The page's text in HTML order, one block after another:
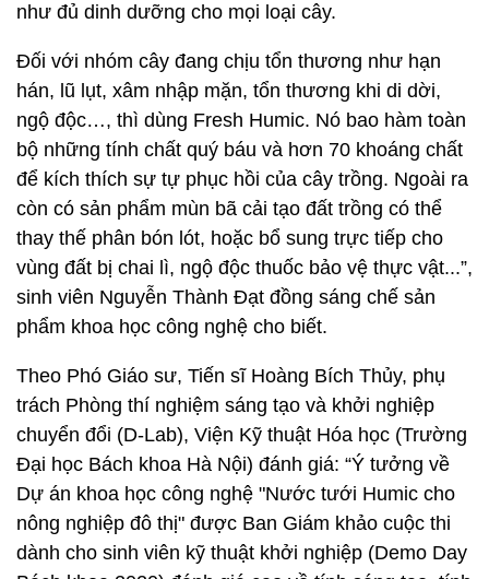
như đủ dinh dưỡng cho mọi loại cây.
Đối với nhóm cây đang chịu tổn thương như hạn
hán, lũ lụt, xâm nhập mặn, tổn thương khi di dời,
ngộ độc…, thì dùng Fresh Humic. Nó bao hàm toàn
bộ những tính chất quý báu và hơn 70 khoáng chất
để kích thích sự tự phục hồi của cây trồng. Ngoài ra
còn có sản phẩm mùn bã cải tạo đất trồng có thể
thay thế phân bón lót, hoặc bổ sung trực tiếp cho
vùng đất bị chai lì, ngộ độc thuốc bảo vệ thực vật...”,
sinh viên Nguyễn Thành Đạt đồng sáng chế sản
phẩm khoa học công nghệ cho biết.
Theo Phó Giáo sư, Tiến sĩ Hoàng Bích Thủy, phụ
trách Phòng thí nghiệm sáng tạo và khởi nghiệp
chuyển đổi (D-Lab), Viện Kỹ thuật Hóa học (Trường
Đại học Bách khoa Hà Nội) đánh giá: “Ý tưởng về
Dự án khoa học công nghệ "Nước tưới Humic cho
nông nghiệp đô thị" được Ban Giám khảo cuộc thi
dành cho sinh viên kỹ thuật khởi nghiệp (Demo Day